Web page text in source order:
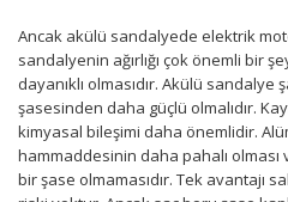
Ancak akülü sandalyede elektrik
sandalyenin ağırlığı çok önemli bir
dayanıklı olmasıdır. Akülü
şasesinden daha güçlü olmalıdır.
kimyasal bileşimi daha önemlidir.
hammaddesinin daha pahalı
bir şase olmamasıdır. Tek avantajı